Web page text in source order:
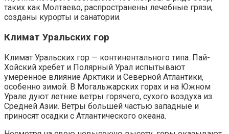
таких как Молтаево, распространены лечебные грязи,
созданы курорты и санатории.
Климат Уральских гор
Климат Уральских гор — континентального типа. Пай-
Хойский хребет и Полярный Урал испытывают
умеренное влияние Арктики и Северной Атлантики,
особенно зимой. В Могальжарских горах и на Южном
Урале дуют летние ветры горячего, сухого воздуха из
Средней Азии. Ветры большей частью западные и
приносят осадки с Атлантического океана.